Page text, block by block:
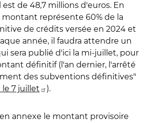
de 48,7 millions d'euros. En
représente 60% de la
de crédits versée en 2024 et
année, il faudra attendre un
sera publié d'ici la mi-juillet, pour
définitif (l'an dernier, l'arrêté
des subventions définitives"
7 juillet ).
annexe le montant provisoire